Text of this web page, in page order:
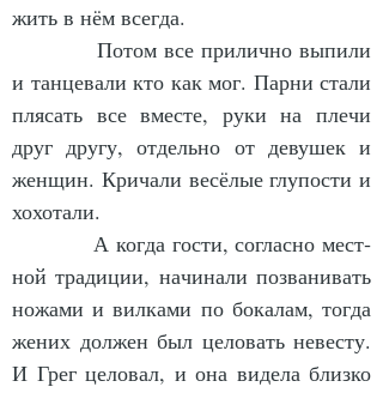
жить в нём всег­да.
            По­том все при­лич­но вы­пи­ли
и тан­це­ва­ли кто как мог. Пар­ни ста­ли
пля­сать все вмес­те, ру­ки на пле­чи
друг дру­гу, от­дель­но от де­ву­шек и
жен­щин. Кри­ча­ли ве­сёлые глу­пос­ти и
хо­хо­та­ли.
            А ког­да гос­ти, со­глас­но мест­
ной тра­ди­ции, на­чи­на­ли по­зва­ни­вать
но­жа­ми и вил­ка­ми по бо­ка­лам, тог­да
же­них дол­жен был це­ло­вать не­вес­ту.
И Грег це­ло­вал, и она ви­де­ла близ­ко